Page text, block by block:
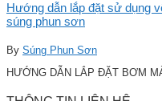
Hướng dẫn lắp đặt sử dụng
súng phun sơn
By Súng Phun Sơn
HƯỚNG DẪN LẮP ĐẶT BƠM